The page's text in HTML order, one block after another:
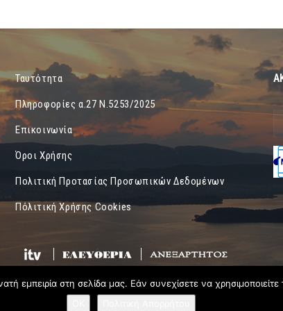
Ταυτότητα
Πληροφορίες α.27 Ν.5253/2025
Επικοινωνία
Όροι Χρήσης
Πολιτική Προτασίας Προσωπικών Δεδομένων
Πόλιτική Χρήσης Cookies
εμπειρία στη σελίδα μας. Εάν συνεχίσετε να